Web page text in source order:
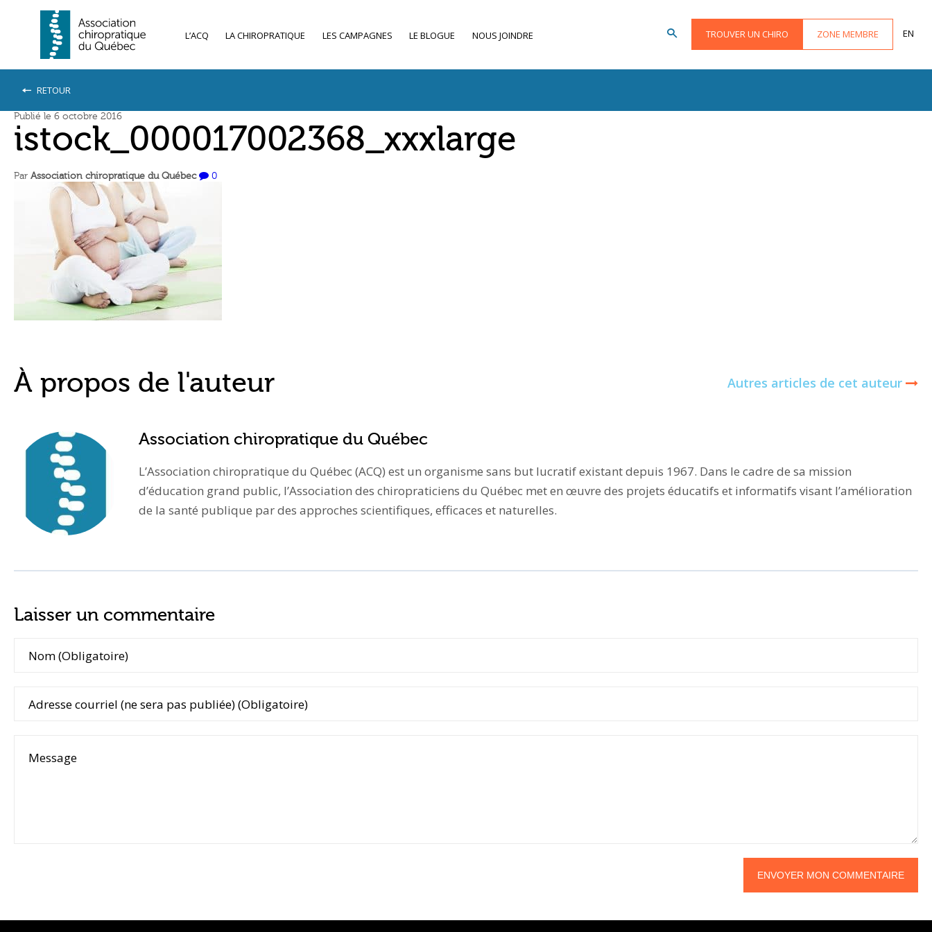
L’ACQ LA CHIROPRATIQUE LES CAMPAGNES LE BLOGUE NOUS JOINDRE TROUVER UN CHIRO ZONE MEMBRE EN
RETOUR
Publié le 6 octobre 2016
istock_000017002368_xxxlarge
Par Association chiropratique du Québec 0
À propos de l'auteur Autres articles de cet auteur
Association chiropratique du Québec
L’Association chiropratique du Québec (ACQ) est un organisme sans but lucratif existant depuis 1967. Dans le cadre de sa mission
d’éducation grand public, l’Association des chiropraticiens du Québec met en œuvre des projets éducatifs et informatifs visant l’amélioration
de la santé publique par des approches scientifiques, efficaces et naturelles.
Laisser un commentaire